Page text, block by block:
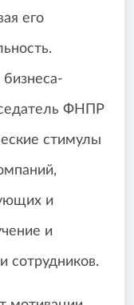
его
ФНПР
стимулы
и
и
сотрудников.